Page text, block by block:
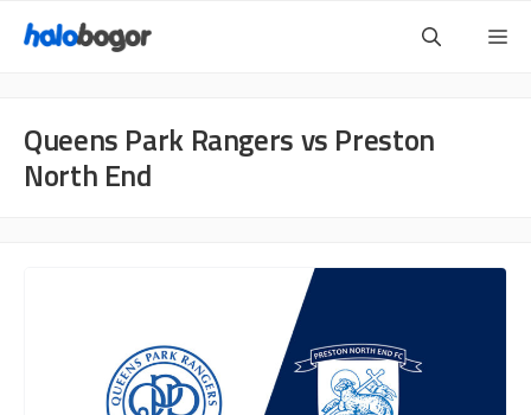
Queens Park Rangers vs Preston
North End